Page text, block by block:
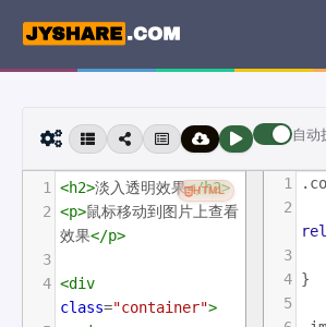
自动
HTML
1 <h2>淡入透明效果</h2>
2 <p>鼠标移动到图片上查看
效果</p>
3
4 <div
class="container">
1
2
3
4 }
5